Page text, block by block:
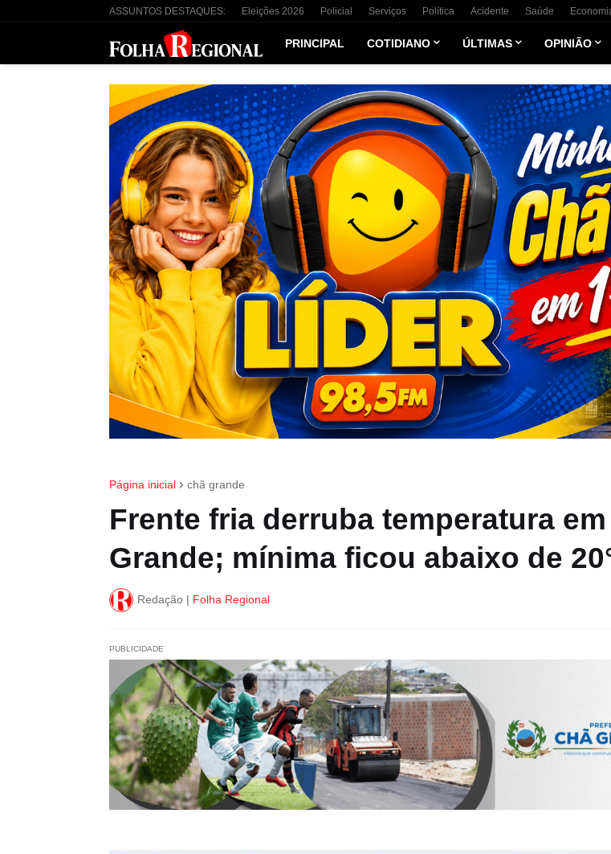
ASSUNTOS DESTAQUES: Eleições 2026 Policial Serviços Política Acidente Saúde
PRINCIPAL COTIDIANO ÚLTIMAS OPINIÃO
Página inicial chã grande
Frente fria derruba temperatura
Grande; mínima ficou abaixo de
Redação | Folha Regional
PUBLICIDADE